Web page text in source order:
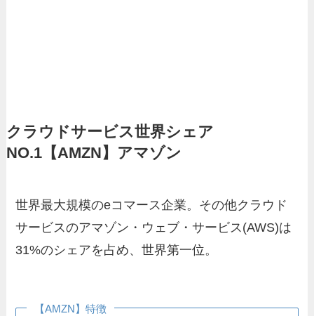
クラウドサービス世界シェア
NO.1【AMZN】アマゾン
世界最大規模のeコマース企業。その他クラウド
サービスのアマゾン・ウェブ・サービス(AWS)は
31%のシェアを占め、世界第一位。
【AMZN】特徴